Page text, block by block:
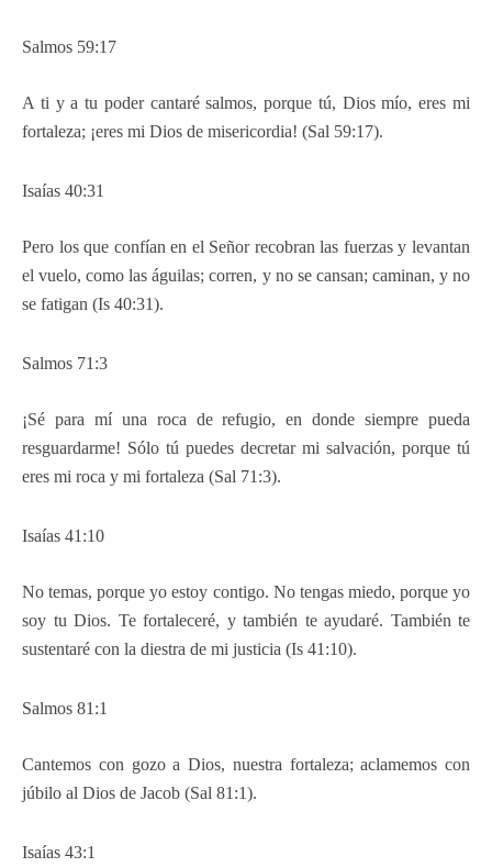
Salmos 59:17
A ti y a tu poder cantaré salmos, porque tú, Dios mío, eres mi
fortaleza; ¡eres mi Dios de misericordia! (Sal 59:17).
Isaías 40:31
Pero los que confían en el Señor recobran las fuerzas y levantan
el vuelo, como las águilas; corren, y no se cansan; caminan, y no
se fatigan (Is 40:31).
Salmos 71:3
¡Sé para mí una roca de refugio, en donde siempre pueda
resguardarme! Sólo tú puedes decretar mi salvación, porque tú
eres mi roca y mi fortaleza (Sal 71:3).
Isaías 41:10
No temas, porque yo estoy contigo. No tengas miedo, porque yo
soy tu Dios. Te fortaleceré, y también te ayudaré. También te
sustentaré con la diestra de mi justicia (Is 41:10).
Salmos 81:1
Cantemos con gozo a Dios, nuestra fortaleza; aclamemos con
júbilo al Dios de Jacob (Sal 81:1).
Isaías 43:1